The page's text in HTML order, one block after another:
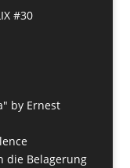
#30
by Ernest
die Belagerung